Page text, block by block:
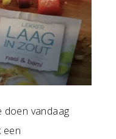
doen vandaag
een